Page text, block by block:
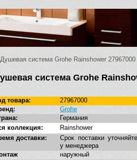
система Grohe Rainshower 27967000
система Grohe
товара:
27967000
Grohe
Германия
коллекция:
Rainshower
доставки:
Срок поставки уточняйте
у менеджера
наружный